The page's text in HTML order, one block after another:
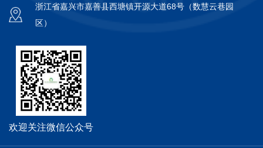
浙江省嘉兴市嘉善县西塘镇开源大道68号（数慧云巷园
区）
欢迎关注微信公众号